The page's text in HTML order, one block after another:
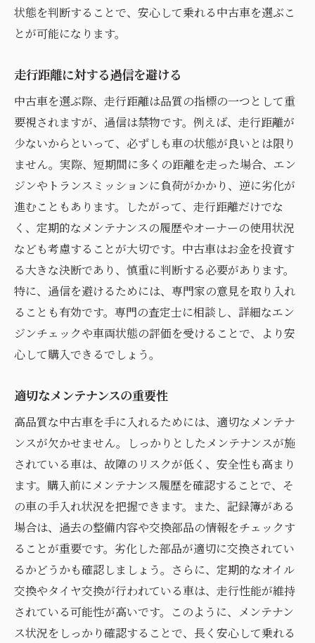
状態を判断することで、安心して乗れる中古車を選ぶこ
とが可能になります。
走行距離に対する過信を避ける
中古車を選ぶ際、走行距離は品質の指標の一つとして重
要視されますが、過信は禁物です。例えば、走行距離が
少ないからといって、必ずしも車の状態が良いとは限り
ません。実際、短期間に多くの距離を走った場合、エン
ジンやトランスミッションに負荷がかかり、逆に劣化が
進むこともあります。したがって、走行距離だけでな
く、定期的なメンテナンスの履歴やオーナーの使用状況
なども考慮することが大切です。中古車はお金を投資す
る大きな決断であり、慎重に判断する必要があります。
特に、過信を避けるためには、専門家の意見を取り入れ
ることも有効です。専門の査定士に相談し、詳細なエン
ジンチェックや車両状態の評価を受けることで、より安
心して購入できるでしょう。
適切なメンテナンスの重要性
高品質な中古車を手に入れるためには、適切なメンテナ
ンスが欠かせません。しっかりとしたメンテナンスが施
されている車は、故障のリスクが低く、安全性も高まり
ます。購入前にメンテナンス履歴を確認することで、そ
の車の手入れ状況を把握できます。また、記録簿がある
場合は、過去の整備内容や交換部品の情報をチェックす
ることが重要です。劣化した部品が適切に交換されてい
るかどうかも確認しましょう。さらに、定期的なオイル
交換やタイヤ交換が行われている車は、走行性能が維持
されている可能性が高いです。このように、メンテナン
ス状況をしっかり確認することで、長く安心して乗れる